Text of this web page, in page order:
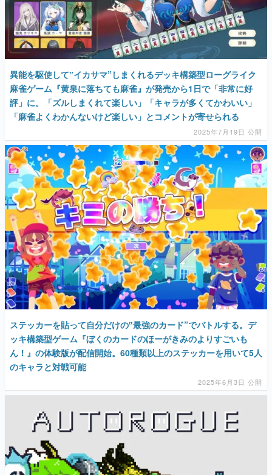
異能を駆使して‟イカサマ”しまくれるデッキ構築型ローグライク
麻雀ゲーム『黄泉に落ちても麻雀』が発売から1日で「非常に好
評」に。「ズルしまくれて楽しい」「キャラが多くてかわいい」
「麻雀よくわかんないけど楽しい」とコメントが寄せられる
2025年7月19日 公開
ステッカーを貼って自分だけの‟最強のカード”でバトルする。デ
ッキ構築型ゲーム『ぼくのカードのほーがきみのよりすごいも
ん！』の体験版が配信開始。60種類以上のステッカーを用いて5人
のキャラと対戦可能
2025年6月3日 公開